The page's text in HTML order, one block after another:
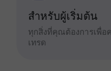
สำหรับผู้เริ่มต้น
ทุกสิ่งที่คุณต้องการเพื่อ
เทรด